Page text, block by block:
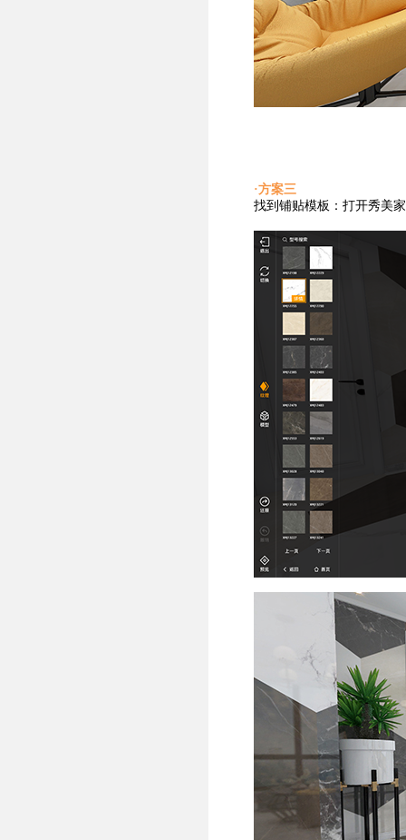
·方案三
找到铺贴模板：打开秀美